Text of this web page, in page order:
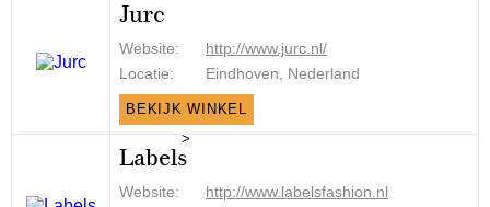
Jurc
Website:
http://www.jurc.nl/
Locatie:
Eindhoven, Nederland
BEKIJK WINKEL
>
Labels
Website:
http://www.labelsfashion.nl